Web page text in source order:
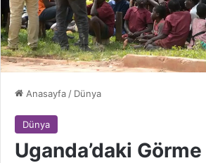
Anasayfa / Dünya
Dünya
Uganda’daki